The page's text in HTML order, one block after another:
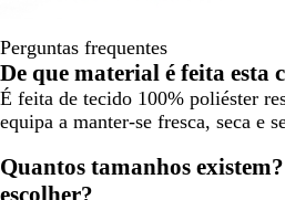
Perguntas frequentes
De que material é feita esta
É feita de tecido 100% poliéster
equipa a manter-se fresca, seca e
Quantos tamanhos
escolher?